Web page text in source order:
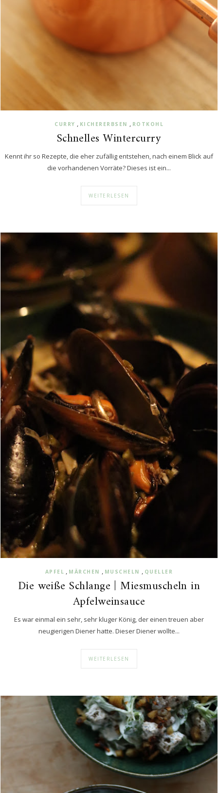
CURRY , KICHERERBSEN , ROTKOHL
Schnelles Wintercurry
Kennt ihr so Rezepte, die eher zufällig entstehen, nach einem Blick auf
die vorhandenen Vorräte? Dieses ist ein...
WEITERLESEN
APFEL , MÄRCHEN , MUSCHELN , QUELLER
Die weiße Schlange | Miesmuscheln in
Apfelweinsauce
Es war einmal ein sehr, sehr kluger König, der einen treuen aber
neugierigen Diener hatte. Dieser Diener wollte...
WEITERLESEN